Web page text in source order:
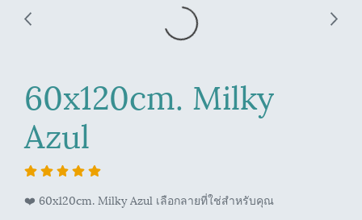
60x120cm. Milky
Azul
❤️ 60x120cm. Milky Azul เลือกลายที่ใช่สำหรับคุณ